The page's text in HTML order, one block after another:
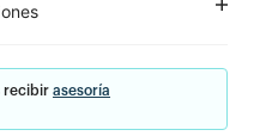
recibir asesoría